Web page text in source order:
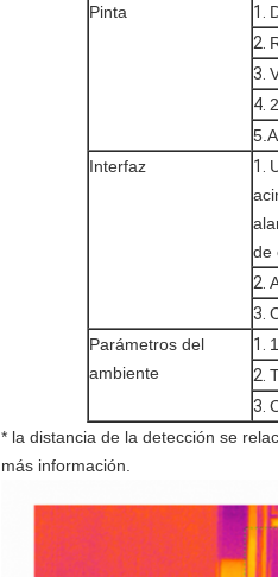
Pinta
1.
2.
3.
4.
Interfaz
1.
de
2.
3.
Parámetros del
ambiente
1.
2.
3.
* la distancia de la detección se
más información.